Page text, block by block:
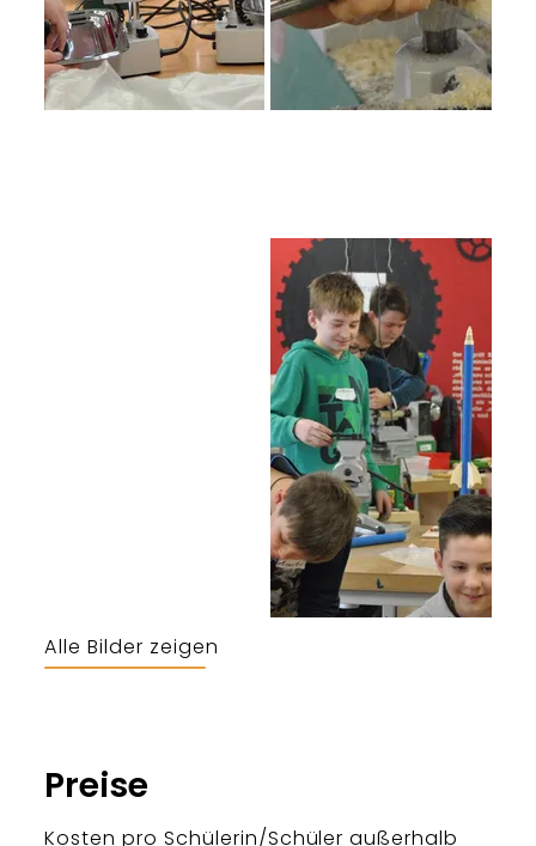
Alle Bilder zeigen
Preise
Kosten pro Schülerin/Schüler außerhalb